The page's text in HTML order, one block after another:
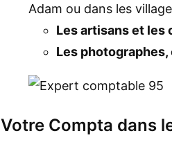
Adam ou dans les
Les artisans et les
Les
Votre Compta dans